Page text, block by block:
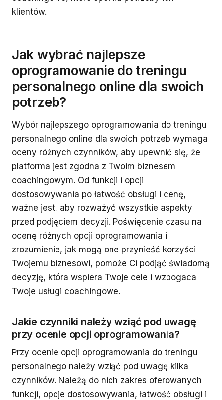
klientów.
Jak wybrać najlepsze
oprogramowanie do treningu
personalnego online dla swoich
potrzeb?
Wybór najlepszego oprogramowania do treningu
personalnego online dla swoich potrzeb wymaga
oceny różnych czynników, aby upewnić się, że
platforma jest zgodna z Twoim biznesem
coachingowym. Od funkcji i opcji
dostosowywania po łatwość obsługi i cenę,
ważne jest, aby rozważyć wszystkie aspekty
przed podjęciem decyzji. Poświęcenie czasu na
ocenę różnych opcji oprogramowania i
zrozumienie, jak mogą one przynieść korzyści
Twojemu biznesowi, pomoże Ci podjąć świadomą
decyzję, która wspiera Twoje cele i wzbogaca
Twoje usługi coachingowe.
Jakie czynniki należy wziąć pod uwagę
przy ocenie opcji oprogramowania?
Przy ocenie opcji oprogramowania do treningu
personalnego należy wziąć pod uwagę kilka
czynników. Należą do nich zakres oferowanych
funkcji, opcje dostosowywania, łatwość obsługi i